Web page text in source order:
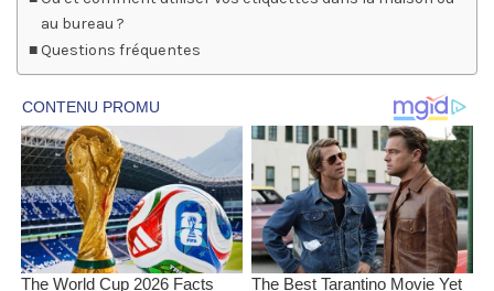
au bureau ?
Questions fréquentes